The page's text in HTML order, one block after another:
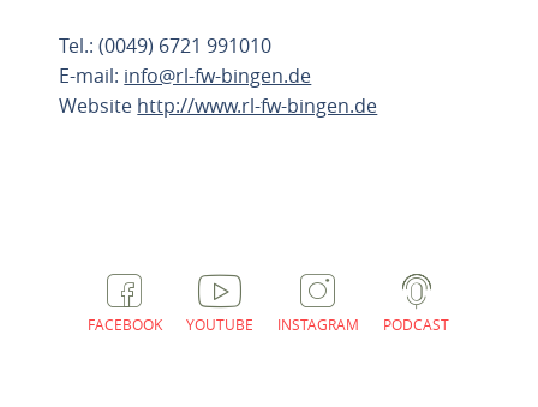
Tel.: (0049) 6721 991010
E-mail: info@rl-fw-bingen.de
Website http://www.rl-fw-bingen.de
FACEBOOK YOUTUBE INSTAGRAM PODCAST